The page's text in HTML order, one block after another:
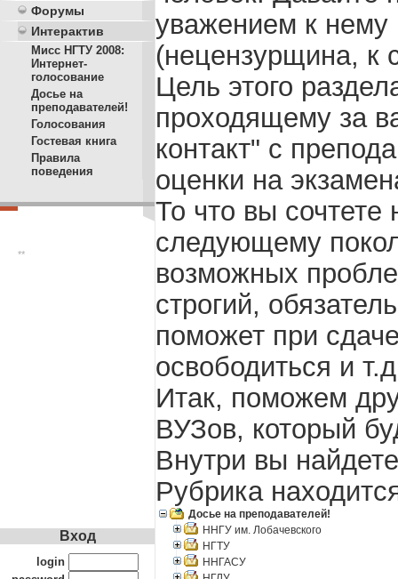
Форумы
Интерактив
Мисс НГТУ 2008:
Интернет-
голосование
Досье на
преподавателей!
Голосования
Гостевая книга
Правила
поведения
**
уважением к нему
(нецензурщина, к
Цель этого
проходящему за
контакт" с
оценки на
То что вы
следующему
возможных
строгий,
поможет при
освободиться и
Итак, поможем
ВУЗов, который
Внутри вы
Рубрика
Досье на преподавателей!
ННГУ им. Лобачевского
НГТУ
ННГАСУ
Вход
login